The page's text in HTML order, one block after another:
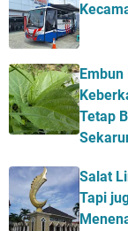
Tetap
Salat
Tapi